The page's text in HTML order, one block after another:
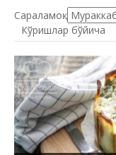
Сараламоқ:
Кўришлар бўйича